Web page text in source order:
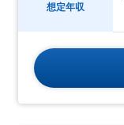
想定年収